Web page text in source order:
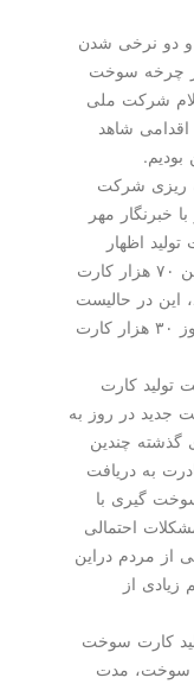
شدن
سوخت
ملی
مهر
روزانه بطور میانگین ۷۰ هزار كارت
كارت سوخت ما در روز ۳۰ هزار كارت
كارت
در روز به
با
دراین
سوخت
مدت